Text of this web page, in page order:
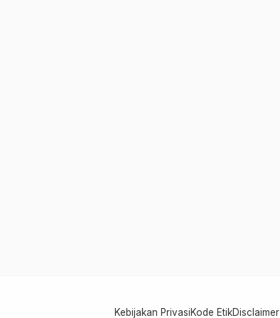
Kebijakan PrivasiKode EtikDisclaimer